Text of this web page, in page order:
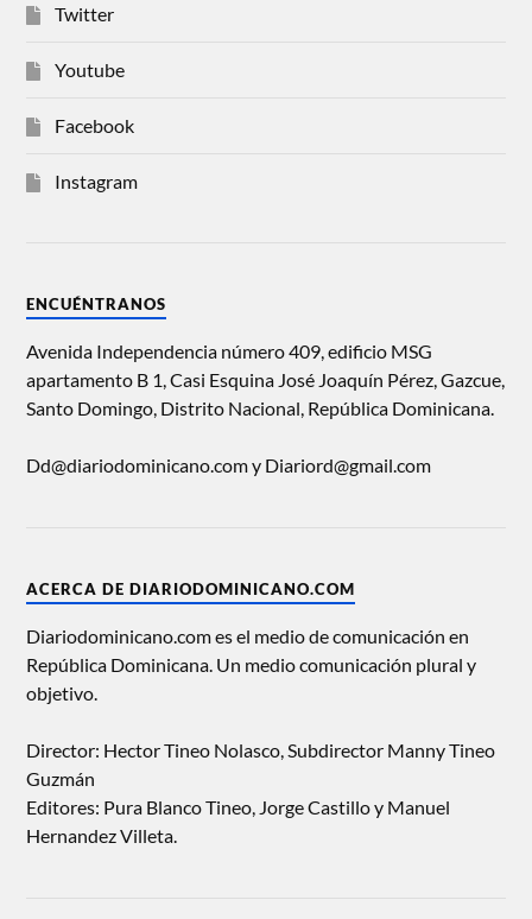
Twitter
Youtube
Facebook
Instagram
ENCUÉNTRANOS
Avenida Independencia número 409, edificio MSG
apartamento B 1, Casi Esquina José Joaquín Pérez, Gazcue,
Santo Domingo, Distrito Nacional, República Dominicana.
Dd@diariodominicano.com y Diariord@gmail.com
ACERCA DE DIARIODOMINICANO.COM
Diariodominicano.com es el medio de comunicación en
República Dominicana. Un medio comunicación plural y
objetivo.
Director: Hector Tineo Nolasco, Subdirector Manny Tineo
Guzmán
Editores: Pura Blanco Tineo, Jorge Castillo y Manuel
Hernandez Villeta.